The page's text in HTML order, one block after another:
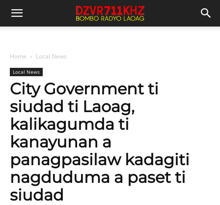
Home Local News
Local News
City Government ti
siudad ti Laoag,
kalikagumda ti
kanayunan a
panagpasilaw kadagiti
nagduduma a paset ti
siudad